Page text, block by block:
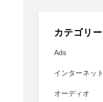
カテゴリー
Ads
インターネット
オーディオ